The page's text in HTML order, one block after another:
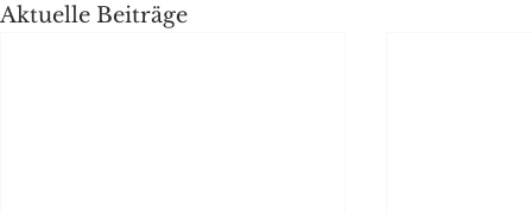
Aktuelle Beiträge